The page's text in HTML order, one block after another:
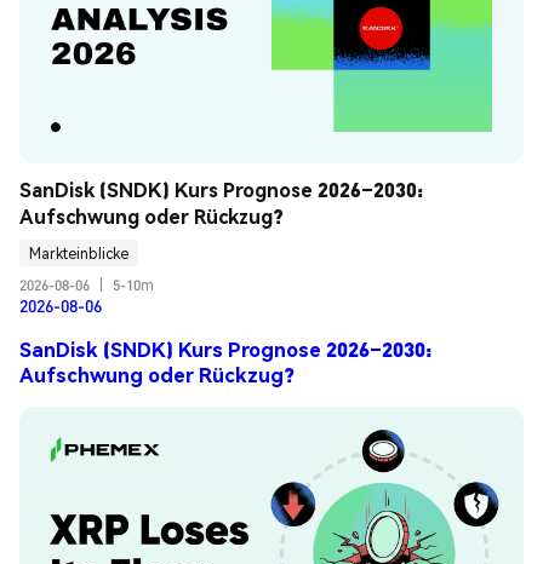
SanDisk (SNDK) Kurs Prognose 2026–2030:
Aufschwung oder Rückzug?
Markteinblicke
2026-08-06
5-10m
2026-08-06
SanDisk (SNDK) Kurs Prognose 2026–2030:
Aufschwung oder Rückzug?